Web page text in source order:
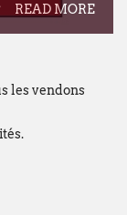
READ MORE
les vendons